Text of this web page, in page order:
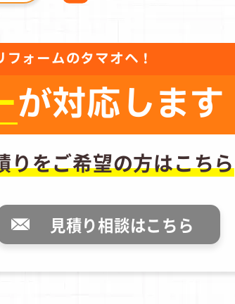
ォームのタマオへ！
が対応します
りをご希望の方はこちら
見積り相談はこちら